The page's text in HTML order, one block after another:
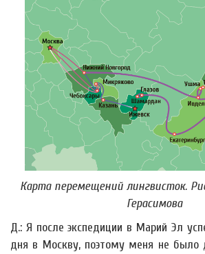
Карта перемещений лингвисток.
Герасимова
Д.: Я после экспедиции в Марий Эл
дня в Москву, поэтому меня не было